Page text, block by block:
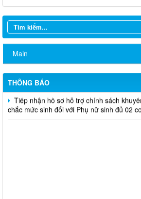
Main
THÔNG BÁO
Thông báo rà soát việc cấp Giấy chứng
đất đối với các trường học, cơ sở giáo dục
phường
Khám sức khỏe sàng lọc cho trẻ từ 0
Công khai điều chỉnh chỉ tiêu kế hoạch
(lần 7)
Tiếp nhận hồ sơ hỗ trợ chính sách
chắc mức sinh đối với Phụ nữ sinh đủ 02